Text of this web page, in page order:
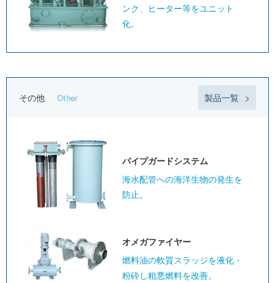
ンク、ヒーター等をユニット
化。
その他 Other 製品一覧
パイプガードシステム
海水配管への海洋生物の発生を
防止。
オメガファイヤー
燃料油の軟質スラッジを液化・
粉砕し粗悪燃料を改善。